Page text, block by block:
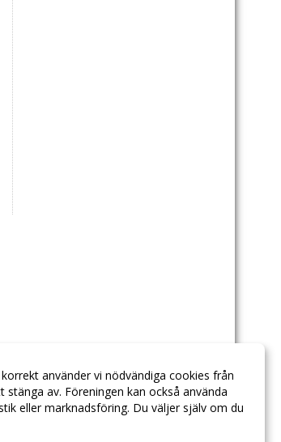
använder vi nödvändiga cookies från
av. Föreningen kan också använda
eller marknadsföring. Du väljer själv om du